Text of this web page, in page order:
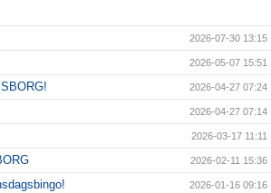
2026-07-30 13:15
2026-05-07 15:51
2026-04-27 07:24
2026-04-27 07:14
2026-03-17 11:11
2026-02-11 15:36
2026-01-16 09:16